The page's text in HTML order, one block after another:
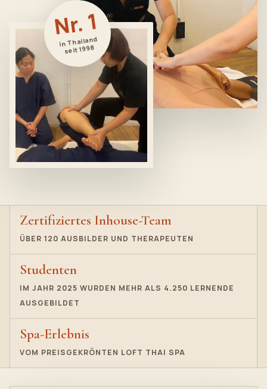
Nr. 1
in Thailand
seit 1998
Zertifiziertes Inhouse-Team
ÜBER 120 AUSBILDER UND THERAPEUTEN
Studenten
IM JAHR 2025 WURDEN MEHR ALS 4.250 LERNENDE
AUSGEBILDET
Spa-Erlebnis
VOM PREISGEKRÖNTEN LOFT THAI SPA